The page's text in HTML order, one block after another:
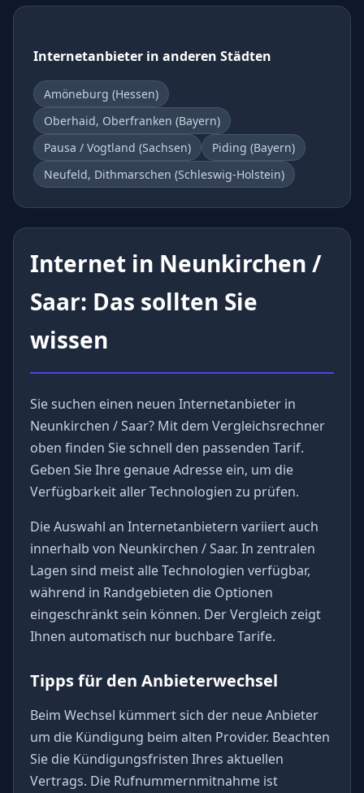
Internetanbieter in anderen Städten
Amöneburg (Hessen)
Oberhaid, Oberfranken (Bayern)
Pausa / Vogtland (Sachsen)
Piding (Bayern)
Neufeld, Dithmarschen (Schleswig-Holstein)
Internet in Neunkirchen /
Saar: Das sollten Sie
wissen
Sie suchen einen neuen Internetanbieter in
Neunkirchen / Saar? Mit dem Vergleichsrechner
oben finden Sie schnell den passenden Tarif.
Geben Sie Ihre genaue Adresse ein, um die
Verfügbarkeit aller Technologien zu prüfen.
Die Auswahl an Internetanbietern variiert auch
innerhalb von Neunkirchen / Saar. In zentralen
Lagen sind meist alle Technologien verfügbar,
während in Randgebieten die Optionen
eingeschränkt sein können. Der Vergleich zeigt
Ihnen automatisch nur buchbare Tarife.
Tipps für den Anbieterwechsel
Beim Wechsel kümmert sich der neue Anbieter
um die Kündigung beim alten Provider. Beachten
Sie die Kündigungsfristen Ihres aktuellen
Vertrags. Die Rufnummernmitnahme ist